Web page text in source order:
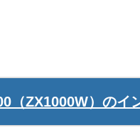
（ZX1000W）のイ